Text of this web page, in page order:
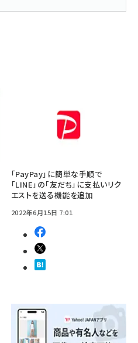
「PayPay」に簡単な手順で
「LINE」の「友だち」に支払いリク
エストを送る機能を追加
2022年6月15日 7:01